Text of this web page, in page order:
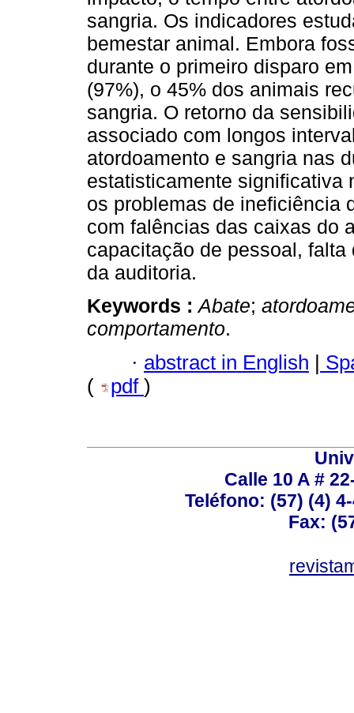
sangria. Os indicadores
bemestar animal. Embora
durante o primeiro disparo
(97%), o 45% dos animais
sangria. O retorno da
associado com longos
atordoamento e sangria nas
estatisticamente significativa
os problemas de ineficiência
com falências das caixas do
capacitação de pessoal,
da auditoria.
Keywords :Abate;
comportamento.
· abstract in English |
(
pdf )
Calle 10 A #
Teléfono: (57) (4)
Fax: